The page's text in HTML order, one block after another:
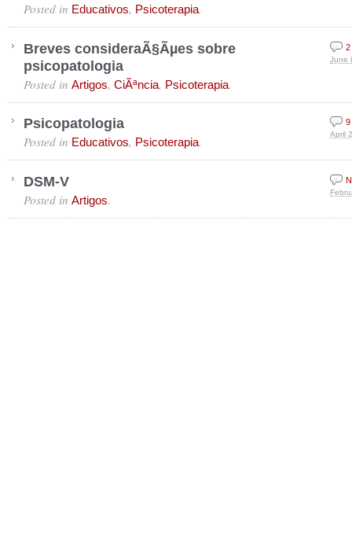
Posted in Educativos, Psicoterapia.
Breves consideraÃ§Ãµes sobre
psicopatologia
June
Posted in Artigos, CiÃªncia, Psicoterapia.
2
Psicopatologia
April
Posted in Educativos, Psicoterapia.
9
DSM-V
Posted in Artigos.